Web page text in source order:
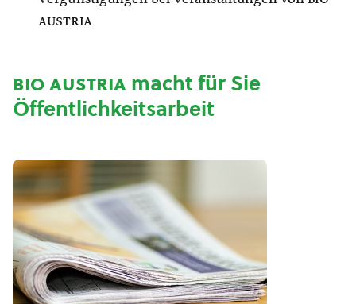
austria
bio austriamacht für Sie
Öffentlichkeitsarbeit